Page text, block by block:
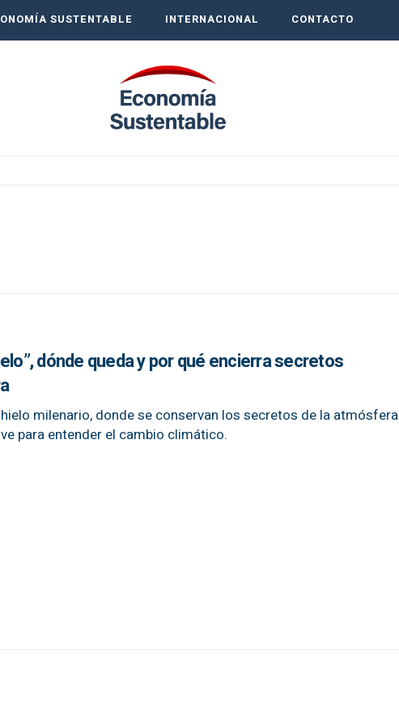
SUSTENTABLE INTERNACIONAL CONTACTO
dónde queda y por qué encierra secretos
milenario, donde se conservan los secretos de la atmósfera
para entender el cambio climático.